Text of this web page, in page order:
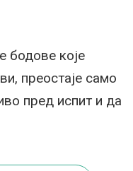
бодове које
преостаје само
пред испит и да